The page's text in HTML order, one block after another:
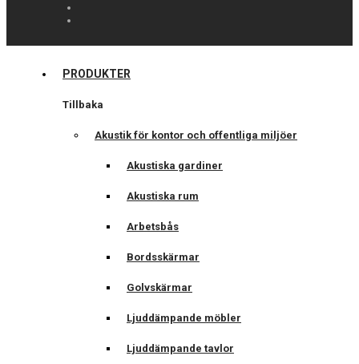
PRODUKTER
Tillbaka
Akustik för kontor och offentliga miljöer
Akustiska gardiner
Akustiska rum
Arbetsbås
Bordsskärmar
Golvskärmar
Ljuddämpande möbler
Ljuddämpande tavlor